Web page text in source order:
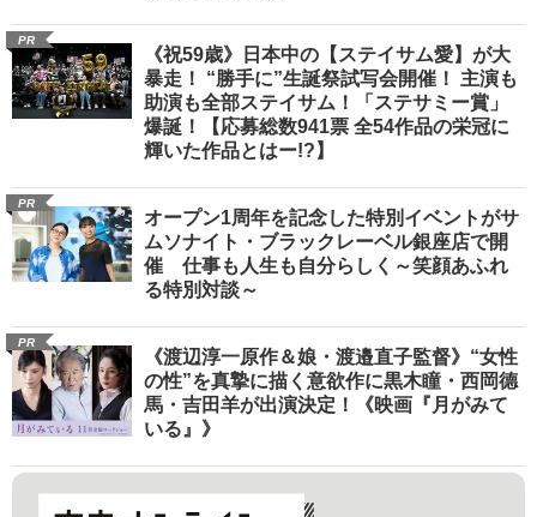
PR
《祝59歳》日本中の【ステイサム愛】が大
暴走！ “勝手に”生誕祭試写会開催！ 主演も
助演も全部ステイサム！「ステサミー賞」
爆誕！【応募総数941票 全54作品の栄冠に
輝いた作品とはー!?】
PR
オープン1周年を記念した特別イベントがサ
ムソナイト・ブラックレーベル銀座店で開
催 仕事も人生も自分らしく～笑顔あふれ
る特別対談～
PR
《渡辺淳一原作＆娘・渡邉直子監督》“女性
の性”を真摯に描く意欲作に黒木瞳・西岡德
馬・吉田羊が出演決定！《映画『月がみて
いる』》